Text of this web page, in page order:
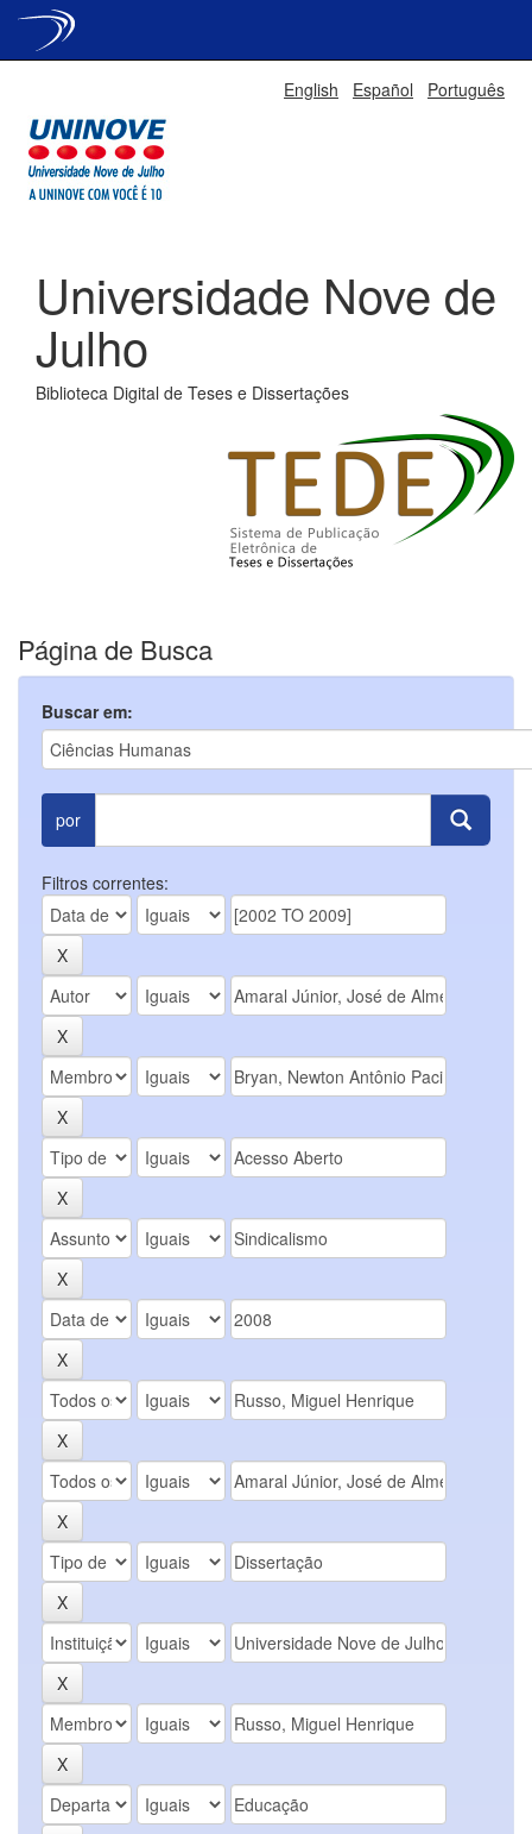
English Español Português
Universidade Nove de
Julho
Biblioteca Digital de Teses e Dissertações
Página de Busca
Buscar em:
por
Filtros correntes: